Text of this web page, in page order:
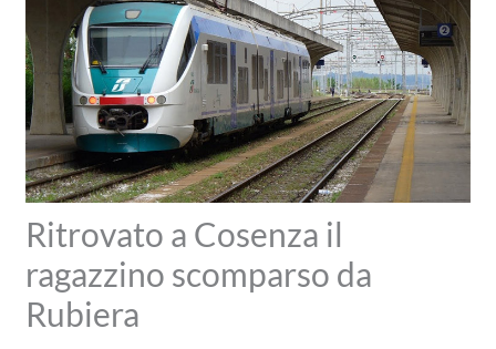
Ritrovato a Cosenza il
ragazzino scomparso da
Rubiera